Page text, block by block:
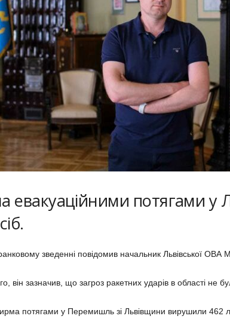
евакуаційними потягами у
зведенні повідомив начальник Львівської ОВА
він зазначив, що загроз ракетних ударів в області не
потягами у Перемишль зі Львівщини вирушили 462